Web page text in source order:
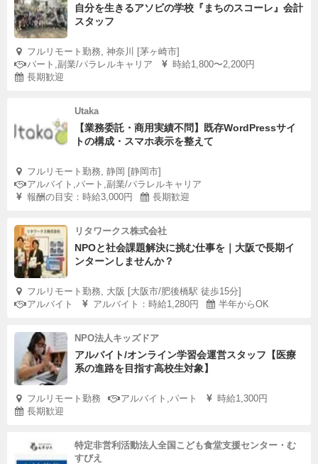
自分を生きるアソビの学校『まちのスコーレ』会計
スタッフ
フルリモート勤務, 神奈川 [茅ヶ崎市]
パート,副業/パラレルキャリア
時給1,800〜2,200円
長期歓迎
Utaka
【業務委託・商用実績不問】既存WordPressサイ
トの構成・スマホ表示を整えて
フルリモート勤務, 静岡 [静岡市]
アルバイト,パート,副業/パラレルキャリア
報酬の目安：時給3,000円
長期歓迎
リタワークス株式会社
NPOと社会課題解決に挑む仕事を｜大阪で長期イ
ンターンしませんか？
フルリモート勤務, 大阪 [大阪市/肥後橋駅 徒歩15分]
アルバイト
アルバイト：時給1,280円 半年からOK
NPO法人キッズドア
アルバイト/オンライン学習会運営スタッフ【医療
系の進路を目指す高校生対象】
フルリモート勤務 アルバイト,パート
時給1,300円
長期歓迎
特定非営利活動法人全国こども食堂支援センター・む
すびえ